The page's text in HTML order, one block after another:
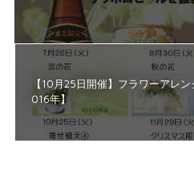
【10月25日開催】フラワーアレ
016年】